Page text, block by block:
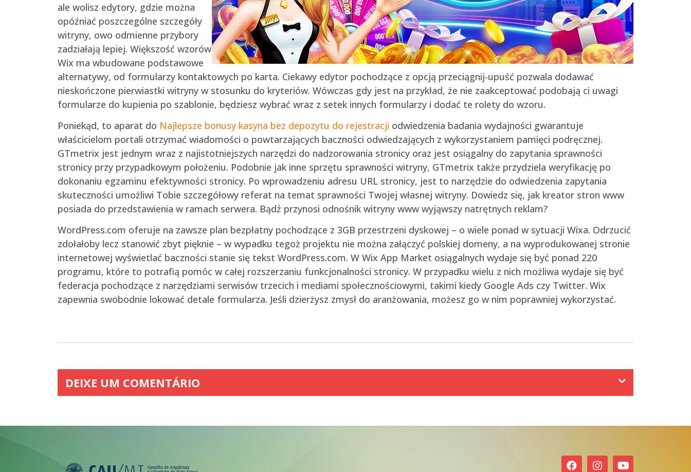
ale wolisz edytory, gdzie można
opóźniać poszczególne szczegóły
witryny, owo odmienne przybory
zadziałają lepiej. Większość wzorów
Wix ma wbudowane podstawowe
alternatywy, od formularzy kontaktowych po karta. Ciekawy edytor pochodzące z opcją przeciągnij-upuść pozwala dodawać
nieskończone pierwiastki witryny w stosunku do kryteriów. Wówczas gdy jest na przykład, że nie zaakceptować podobają ci uwagi
formularze do kupienia po szablonie, będziesz wybrać wraz z setek innych formularzy i dodać te rolety do wzoru.
Poniekąd, to aparat do Najlepsze bonusy kasyna bez depozytu do rejestracji odwiedzenia badania wydajności gwarantuje
właścicielom portali otrzymać wiadomości o powtarzających baczności odwiedzających z wykorzystaniem pamięci podręcznej.
GTmetrix jest jednym wraz z najistotniejszych narzędzi do nadzorowania stronicy oraz jest osiągalny do zapytania sprawności
stronicy przy przypadkowym położeniu. Podobnie jak inne sprzętu sprawności witryny, GTmetrix także przydziela weryfikację po
dokonaniu egzaminu efektywności stronicy. Po wprowadzeniu adresu URL stronicy, jest to narzędzie do odwiedzenia zapytania
skuteczności umożliwi Tobie szczegółowy referat na temat sprawności Twojej własnej witryny. Dowiedz się, jak kreator stron www
posiada do przedstawienia w ramach serwera. Bądź przynosi odnośnik witryny www wyjąwszy natrętnych reklam?
WordPress.com oferuje na zawsze plan bezpłatny pochodzące z 3GB przestrzeni dyskowej – o wiele ponad w sytuacji Wixa. Odrzucić
zdołałoby lecz stanowić zbyt pięknie – w wypadku tegoż projektu nie można załączyć polskiej domeny, a na wyprodukowanej stronie
internetowej wyświetlać baczności stanie się tekst WordPress.com. W Wix App Market osiągalnych wydaje się być ponad 220
programu, które to potrafią pomóc w całej rozszerzaniu funkcjonalności stronicy. W przypadku wielu z nich możliwa wydaje się być
federacja pochodzące z narzędziami serwisów trzecich i mediami społecznościowymi, takimi kiedy Google Ads czy Twitter. Wix
zapewnia swobodnie lokować detale formularza. Jeśli dzierżysz zmysł do aranżowania, możesz go w nim poprawniej wykorzystać.
DEIXE UM COMENTÁRIO